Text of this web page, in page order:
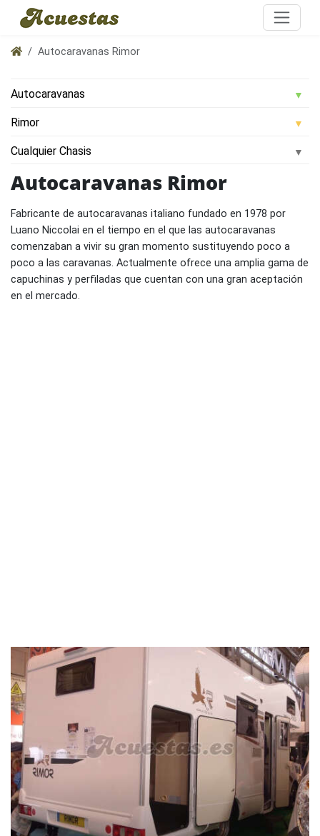
Autocaravanas Rimor
Autocaravanas Rimor
Fabricante de autocaravanas italiano fundado en 1978 por
Luano Niccolai en el tiempo en el que las autocaravanas
comenzaban a vivir su gran momento sustituyendo poco a
poco a las caravanas. Actualmente ofrece una amplia gama de
capuchinas y perfiladas que cuentan con una gran aceptación
en el mercado.